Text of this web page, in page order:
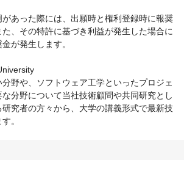
あった際には、出願時と権利登録時に報奨
、その特許に基づき利益が発生した場合に
が発生します。
野や、ソフトウェア工学といったプロジェ
分野について当社技術顧問や共同研究とし
究者の方々から、大学の講義形式で最新技
。